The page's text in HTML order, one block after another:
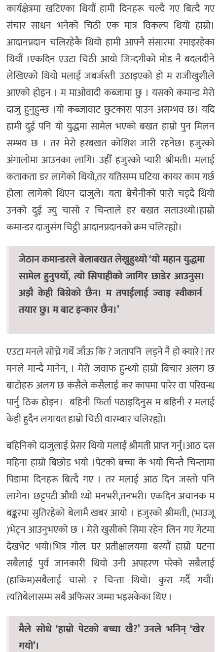
कार्यक्षेत्रमा खटिएका थियौं हामी दिनहरू चल्दै गए बित्दै गए
संचार साधन भनेको चिठी एक मात्र विकल्प थियो हाम्रो।
आदानप्रदान चलिरहेकै थियो हामी आफ्नै संसारमा रमाइरहेका
थियौं ।एकदिन एउटा चिठी आयो जिन्दगीको मोड नै बदलदीने
लेखिएको थियोे मलाई जबर्जस्ती उठाइएको हो म राजीखुशीले
आएको होइन । म माओवादी कब्जामा छु । यसको कमान्ड मेरो
दाजु हुनुहुन्छ ।यो कब्जावाट छुटकारा पाउन असम्भव छ। यदि
हामी दुई पनि यो युद्धमा सामेल भएको बखत हाम्रो पुन मिलन
सम्भव छ । तर मेरो हरबखत कोशिश जारी रहनेछ। हजुरको
अंगालोमा आउनका लागि। उहीँ हजुरको प्यारी श्रीमती। मलाई
कताकता डर लागेको थियो,तर यतिसम्म घटिया कायर काम गर्छ
होला लागेको थिएन दाजुले। यता बेचैनीको पारो चड्दै थियो
उनको दुई ज्यु चासो र चिन्ताले हर बखत सताउथ्यो।हाम्रो
कमान्डर दाजुसंग चिट्ठी आदानप्रदानको क्रम चलिरह्यो।
जेठान कमान्डरले बेलाबखत लेख्नुहुथ्यो ‘यो महान युद्धमा
सामेल हुनुपर्यो, त्यो सिपाहीको जागिर छाडेर आउनुस।
अझै केही बिग्रेको छैन। म तपाईलाई ज्वाइ स्वीकार्न
तयार छु। म बाट इन्कार छैन।’
एउटा मनले सोच्ने गर्थें जाँऊ कि ? जतापनि लड्ने नै हो क्यारे ! तर
मनले मान्दै मानेन, । मेरो जवाफ हुन्थ्यो हाम्रो बिचार अलग छ
बाटोहरु अलग छ कसैले कसैलाई कर कापमा पारेर वा परिवन्ध
पार्नु ठिक होइन। बहिनी फिर्ता पठाइदिनुस म बहिनी र मलाई
केही हुदैन लगायत हाम्रो चिठी वारम्बार चलिरह्यो।
बहिनिको दाजुलाई प्रेसर थियो मलाई श्रीमती प्राप्त गर्नु।आठ दस
महिना हाम्रो बिछोड भयो ।पेटको बच्चा के भयो चिन्तै चिन्तामा
पिडामा दिनहरू बित्दै गए । तर मलाई आठ दिन जस्तो पनि
लागेन। छट्टपटी औधी थ्यो मनभरी,तनभरी। एकदिन अचानक म
बङ्करमा सुतिरहेको बेलामै खबर आयो । हजुरको श्रीमती, (भाउजू
)भेट्न आउनुभएको छ । मेरो खुसीको सिमा रहेन लिन गए गेटमा
देखभेट भयो।भित्र गोल घर प्रतीक्षालयमा बस्यौं हाम्रो घटना
सबैलाई पुर्व जानकारी थियो उनी अपहरण परेको सबैलाई
(हाकिम)सबैलाई चासो र चिन्ता थियो। कुरा गर्दै गयौं।
त्यतिबेलासम्म सबै अफिसर जम्मा भइसकेका थिए ।
मैले सोधे ‘हाम्रो पेटको बच्चा खै?’ उनले भनिन् ‘खेर
गयो’।